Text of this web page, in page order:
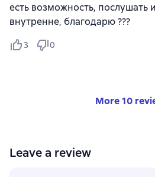
есть возможность, послушать
внутренне, благодарю ???
3 0
More 10
Leave a review